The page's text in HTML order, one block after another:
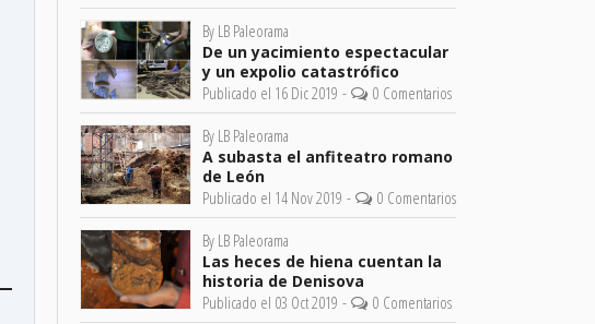
By LB Paleorama
De un yacimiento espectacular
y un expolio catastrófico
Publicado el 16 Dic 2019 -
0 Comentarios
By LB Paleorama
A subasta el anfiteatro romano
de León
Publicado el 14 Nov 2019 -
0 Comentarios
By LB Paleorama
Las heces de hiena cuentan la
historia de Denisova
Publicado el 03 Oct 2019 - 0 Comentarios